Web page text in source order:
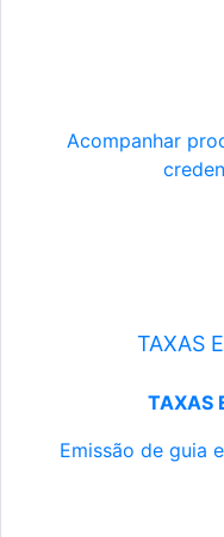
Acompanhar
TAXAS
TAXAS
Emissão de guia